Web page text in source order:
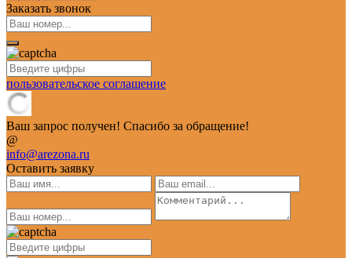
Заказать звонок
пользовательское соглашение
Ваш запрос получен! Спасибо за обращение!
@
info@arezona.ru
Оставить заявку